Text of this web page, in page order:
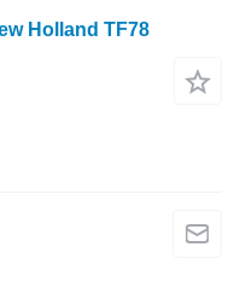
Holland TF78